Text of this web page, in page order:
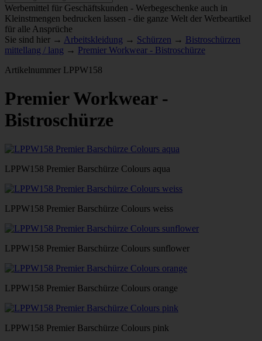
Werbemittel für Geschäftskunden - Werbegeschenke auch in
Kleinstmengen bedrucken lassen - die ganze Welt der Werbeartikel
für alle Ansprüche
Sie sind hier → Arbeitskleidung → Schürzen → Bistroschürzen
mittellang / lang → Premier Workwear - Bistroschürze
Artikelnummer LPPW158
Premier Workwear -
Bistroschürze
LPPW158 Premier Barschürze Colours aqua
LPPW158 Premier Barschürze Colours weiss
LPPW158 Premier Barschürze Colours sunflower
LPPW158 Premier Barschürze Colours orange
LPPW158 Premier Barschürze Colours pink